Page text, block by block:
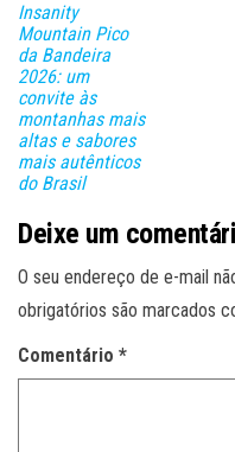
Insanity
Mountain Pico
da Bandeira
2026: um
convite às
montanhas mais
altas e sabores
mais autênticos
do Brasil
Deixe um
O seu endereço de e-mail
obrigatórios são marcados
Comentário *